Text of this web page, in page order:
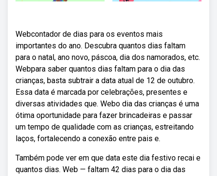
Webcontador de dias para os eventos mais
importantes do ano. Descubra quantos dias faltam
para o natal, ano novo, páscoa, dia dos namorados, etc.
Webpara saber quantos dias faltam para o dia das
crianças, basta subtrair a data atual de 12 de outubro.
Essa data é marcada por celebrações, presentes e
diversas atividades que. Webo dia das crianças é uma
ótima oportunidade para fazer brincadeiras e passar
um tempo de qualidade com as crianças, estreitando
laços, fortalecendo a conexão entre pais e.
Também pode ver em que data este dia festivo recai e
quantos dias. Web — faltam 42 dias para o dia das